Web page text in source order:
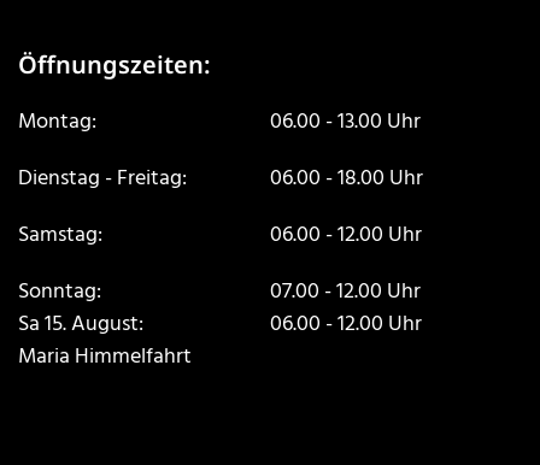
Öffnungszeiten:
Montag:
06.00 - 13.00 Uhr
Dienstag - Freitag:
06.00 - 18.00 Uhr
Samstag:
06.00 - 12.00 Uhr
Sonntag:
Sa 15. August:
Maria Himmelfahrt
07.00 - 12.00 Uhr
06.00 - 12.00 Uhr